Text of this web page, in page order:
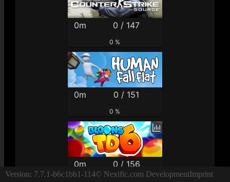
0m 0 / 147
0 %
0m 0 / 151
0 %
0m 0 / 156
Version: 7.7.1-b6c1bb1-114© Nexific.com DevelopmentImprint